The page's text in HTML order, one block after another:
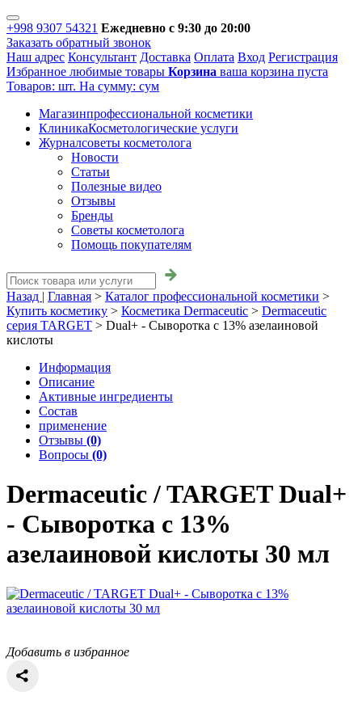
+998 9307 54321 Ежедневно с 9:30 до 20:00
Заказать обратный звонок
Наш адрес Консультант Доставка Оплата Вход Регистрация
Избранное любимые товары Корзина ваша корзина пуста
Товаров: шт. На сумму: сум
Магазинпрофессиональной косметики
КлиникаКосметологические услуги
Журналсоветы косметолога
Новости
Статьи
Полезные видео
Отзывы
Бренды
Советы косметолога
Помощь покупателям
Назад | Главная > Каталог профессиональной косметики >
Купить косметику > Косметика Dermaceutic > Dermaceutic
серия TARGET > Dual+ - Сыворотка с 13% азелаиновой
кислоты
Информация
Описание
Активные ингредиенты
Состав
применение
Отзывы (0)
Вопросы (0)
Dermaceutic / TARGETDual+
- Сыворотка с 13%
азелаиновой кислоты 30 мл
Добавить в избранное